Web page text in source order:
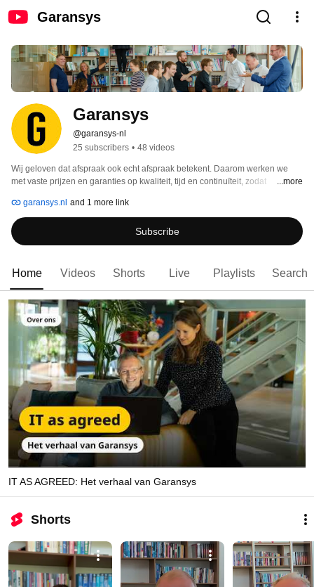
Garansys
Garansys
@garansys-nl
25 subscribers • 48 videos
Wij geloven dat afspraak ook echt afspraak betekent. Daarom werken we
met vaste prijzen en garanties op kwaliteit, tijd en continuïteit, zodat
van begin tot eind, met een aanpak die gericht is op meetbare resultaten.
Geen verrassingen achteraf, wel IT die doet wat is beloofd.
...more
garansys.nl and 1 more link
Subscribe
Home Videos Shorts Live Playlists Search
IT AS AGREED: Het verhaal van Garansys
Shorts